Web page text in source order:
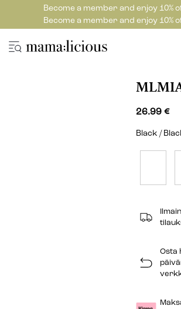
Become a member and enjoy 10%
Become a member and enjoy 10%
26.99 €
Black /
Osta